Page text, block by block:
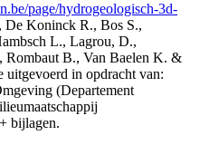
page/hydrogeologisch-3d-
De Koninck R., Bos S.,
L., Lagrou, D.,
Rombaut B., Van Baelen K. &
uitgevoerd in opdracht van:
(Departement
bijlagen.